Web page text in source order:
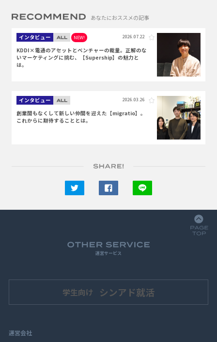
あなたにおススメの記事
インタビュー NEW! 2026.07.22
KDDI×電通のアセットとベンチャーの裁量。正解のな
いマーケティングに挑む、【Supership】の魅力と
は。
インタビュー 2026.03.26
創業間もなくして新しい仲間を迎えた【migratio】。
これからに期待することとは。
運営サービス
学生向け シンアド就活
運営会社